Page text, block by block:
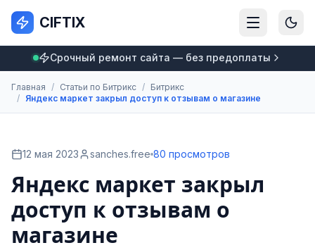
CIFTIX
Срочный ремонт сайта — без предоплаты
Главная / Статьи по Битрикс / Битрикс
/ Яндекс маркет закрыл доступ к отзывам о магазине
12 мая 2023 sanches.free 80 просмотров
Яндекс маркет закрыл
доступ к отзывам о
магазине